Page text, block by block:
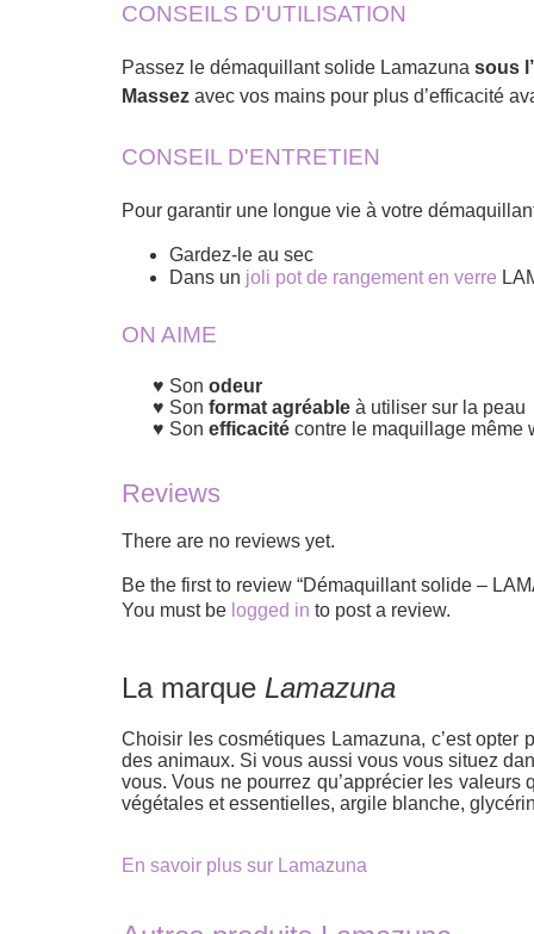
CONSEILS D'UTILISATION
Passez le démaquillant solide Lamazuna sous
Massez avec vos mains pour plus d’efficacité
CONSEIL D'ENTRETIEN
Pour garantir une longue vie à votre
Gardez-le au sec
Dans un joli pot de rangement en verre
ON AIME
Son odeur
Son format agréable à utiliser sur la peau
Son efficacité contre le maquillage même
Reviews
There are no reviews yet.
Be the first to review “Démaquillant solide –
You must be logged in to post a review.
La marque Lamazuna
Choisir les cosmétiques Lamazuna, c’est
des animaux. Si vous aussi vous vous situez
vous. Vous ne pourrez qu’apprécier les valeurs
végétales et essentielles, argile blanche,
En savoir plus sur Lamazuna